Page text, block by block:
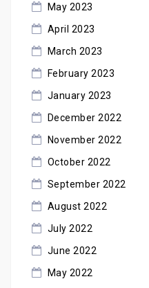
May 2023
April 2023
March 2023
February 2023
January 2023
December 2022
November 2022
October 2022
September 2022
August 2022
July 2022
June 2022
May 2022